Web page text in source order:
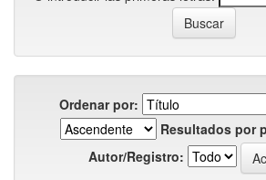
Ordenar por:
Resultados por
Autor/Registro: